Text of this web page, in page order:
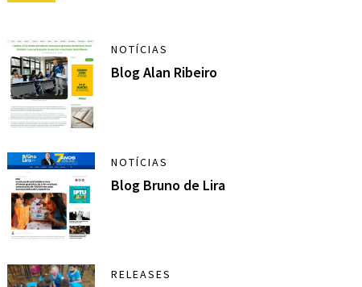
NOTÍCIAS
Blog Alan Ribeiro
NOTÍCIAS
Blog Bruno de Lira
RELEASES